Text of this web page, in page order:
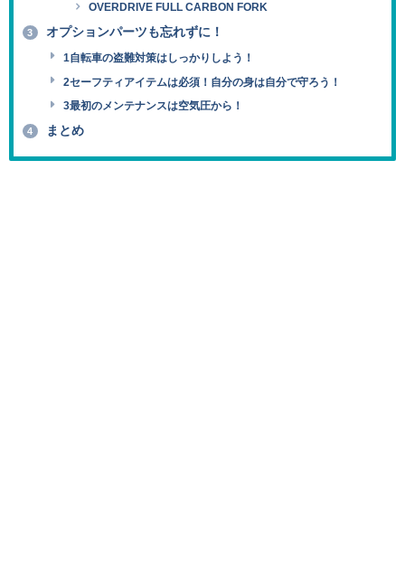
OVERDRIVE FULL CARBON FORK
3 オプションパーツも忘れずに！
1自転車の盗難対策はしっかりしよう！
2セーフティアイテムは必須！自分の身は自分で守ろう！
3最初のメンテナンスは空気圧から！
4 まとめ